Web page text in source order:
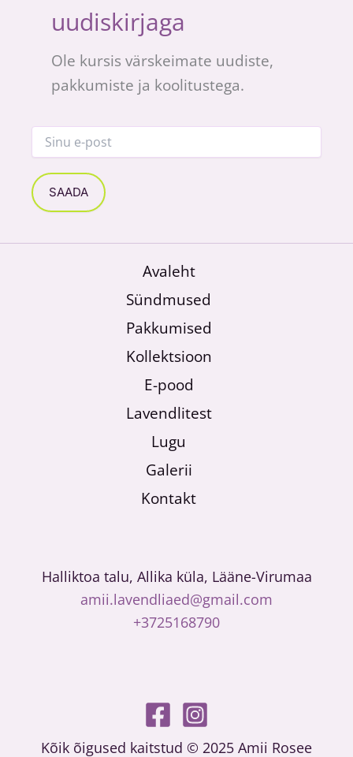
uudiskirjaga
Ole kursis värskeimate uudiste,
pakkumiste ja koolitustega.
Avaleht
Sündmused
Pakkumised
Kollektsioon
E-pood
Lavendlitest
Lugu
Galerii
Kontakt
Halliktoa talu, Allika küla, Lääne-Virumaa
amii.lavendliaed@gmail.com
+3725168790
Kõik õigused kaitstud © 2025 Amii Rosee